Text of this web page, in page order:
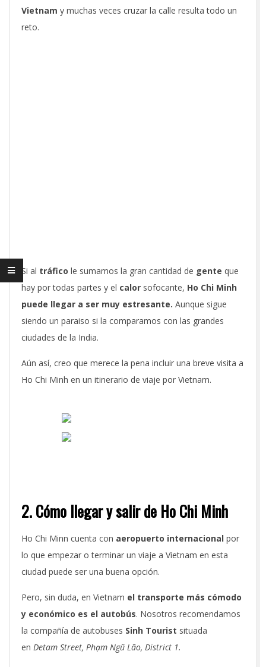
Vietnam y muchas veces cruzar la calle resulta todo un
reto.
Si al tráfico le sumamos la gran cantidad de gente que
hay por todas partes y el calor sofocante, Ho Chi Minh
puede llegar a ser muy estresante. Aunque sigue
siendo un paraiso si la comparamos con las grandes
ciudades de la India.
Aún así, creo que merece la pena incluir una breve visita a
Ho Chi Minh en un itinerario de viaje por Vietnam.
2. Cómo llegar y salir de Ho Chi Minh
Ho Chi Minn cuenta con aeropuerto internacional por
lo que empezar o terminar un viaje a Vietnam en esta
ciudad puede ser una buena opción.
Pero, sin duda, en Vietnam el transporte más cómodo
y económico es el autobús. Nosotros recomendamos
la compañía de autobuses Sinh Tourist situada
en Detam Street, Phạm Ngũ Lão, District 1.